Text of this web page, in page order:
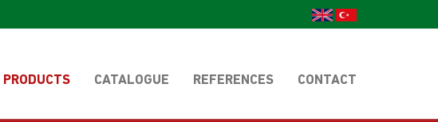
PRODUCTS CATALOGUE REFERENCES CONTACT